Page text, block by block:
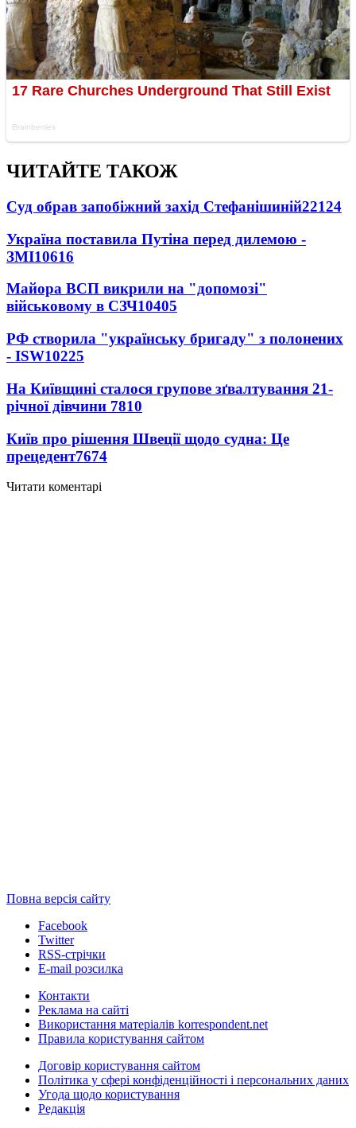
ЧИТАЙТЕ ТАКОЖ
Суд обрав запобіжний захід Стефанішиній22124
Україна поставила Путіна перед дилемою -
ЗМІ10616
Майора ВСП викрили на "допомозі"
військовому в СЗЧ10405
РФ створила "українську бригаду" з полонених
- ISW10225
На Київщині сталося групове зґвалтування 21-
річної дівчини 7810
Київ про рішення Швеції щодо судна: Це
прецедент7674
Читати коментарі
Повна версія сайту
Facebook
Twitter
RSS-стрічки
E-mail розсилка
Контакти
Реклама на сайті
Використання матеріалів korrespondent.net
Правила користування сайтом
Договір користування сайтом
Політика у сфері конфіденційності і персональних даних
Угода щодо користування
Редакція